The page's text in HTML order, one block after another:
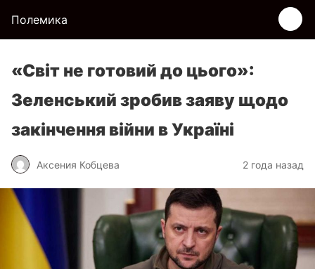
Полемика
«Світ не готовий до цього»:
Зеленський зробив заяву щодо
закінчення війни в Україні
Аксения Кобцева 2 года назад